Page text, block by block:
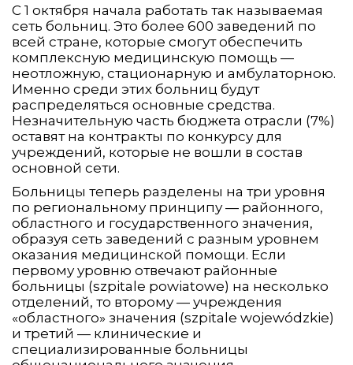
С 1 октября начала работать так называемая
сеть больниц. Это более 600 заведений по
всей стране, которые смогут обеспечить
комплексную медицинскую помощь —
неотложную, стационарную и амбулаторною.
Именно среди этих больниц будут
распределяться основные средства.
Незначительную часть бюджета отрасли (7%)
оставят на контракты по конкурсу для
учреждений, которые не вошли в состав
основной сети.
Больницы теперь разделены на три уровня
по региональному принципу — районного,
областного и государственного значения,
образуя сеть заведений с разным уровнем
оказания медицинской помощи. Если
первому уровню отвечают районные
больницы (szpitale powiatowe) на несколько
отделений, то второму — учреждения
«областного» значения (szpitale wojewódzkie)
и третий — клинические и
специализированные больницы